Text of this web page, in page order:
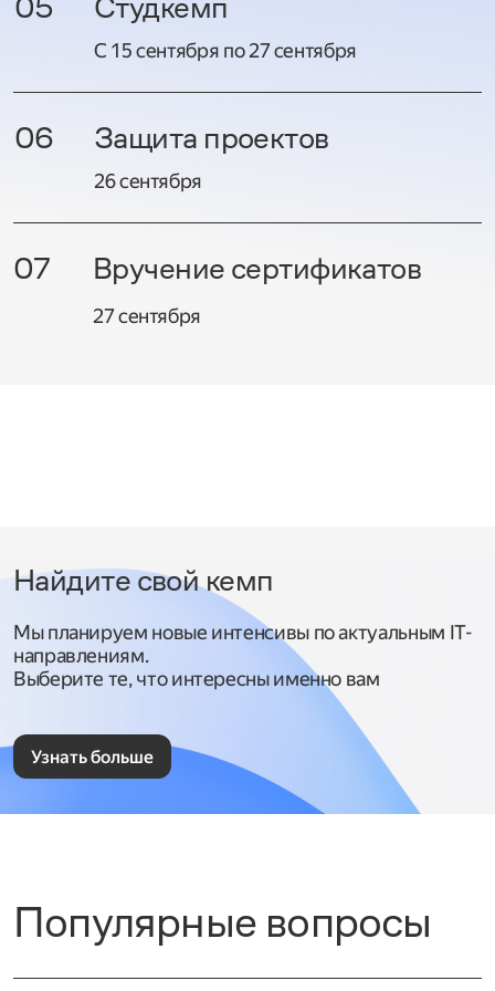
05 Студкемп
С 15 сентября по 27 сентября
06 Защита проектов
26 сентября
07 Вручение сертификатов
27 сентября
Найдите свой кемп
Мы планируем новые интенсивы по актуальным IT-
направлениям.
Выберите те, что интересны именно вам
Узнать больше
Популярные вопросы